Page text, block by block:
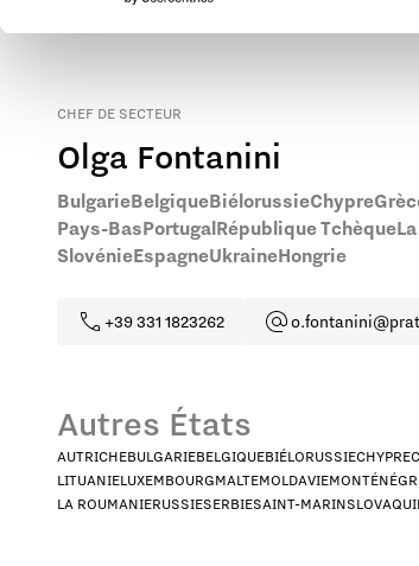
CHEF DE SECTEUR
Olga Fontanini
BulgarieBelgiqueBiélorussieChypre
Pays-BasPortugalRépublique Tchèque
SlovénieEspagneUkraineHongrie
+39 331 1823262
Autres États
AUTRICHEBULGARIEBELGIQUEBIÉLORUSSIECHYPRE
LITUANIELUXEMBOURGMALTEMOLDAVIE
LA ROUMANIERUSSIESERBIESAINT-MARIN